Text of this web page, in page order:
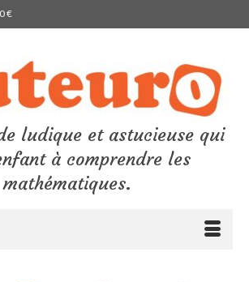
€
ludique et astucieuse qui
à comprendre les
mathématiques.